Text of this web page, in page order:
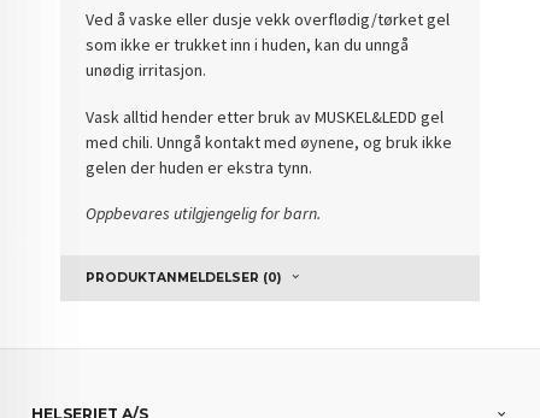
Ved å vaske eller dusje vekk overflødig/tørket gel
som ikke er trukket inn i huden, kan du unngå
unødig irritasjon.
Vask alltid hender etter bruk av MUSKEL&LEDD gel
med chili. Unngå kontakt med øynene, og bruk ikke
gelen der huden er ekstra tynn.
Oppbevares utilgjengelig for barn.
PRODUKTANMELDELSER (0)
HELSERIET A/S